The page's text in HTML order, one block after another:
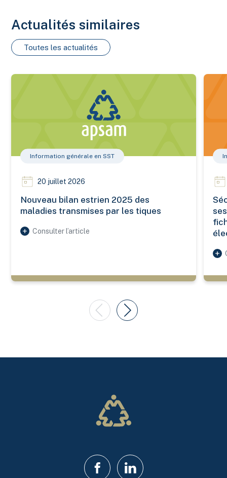
Actualités similaires
Toutes les actualités
Nouveau bilan estrien 2025 des maladies transmises par les
Information générale en SST
20 juillet 2026
Nouveau bilan estrien 2025 des
maladies transmises par les tiques
Consulter l’article
FacebookLinkedIn